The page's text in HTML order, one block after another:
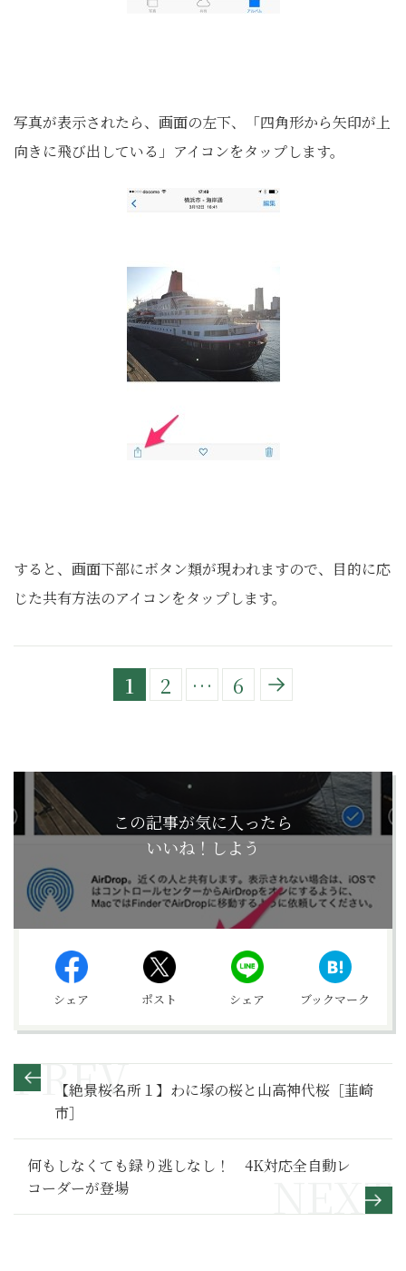
写真が表示されたら、画面の左下、「四角形から矢印が上
向きに飛び出している」アイコンをタップします。
すると、画面下部にボタン類が現われますので、目的に応
じた共有方法のアイコンをタップします。
1 2 … 6
この記事が気に入ったら
いいね！しよう
シェア ポスト シェア ブックマーク
【絶景桜名所１】わに塚の桜と山高神代桜［韮崎
市］
何もしなくても録り逃しなし！ 4K対応全自動レ
コーダーが登場